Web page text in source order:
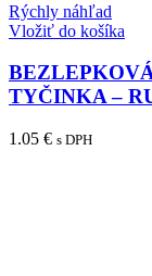
Rýchly náhľad
Vložiť do košíka
TYČINKA –
1.05 € s DPH